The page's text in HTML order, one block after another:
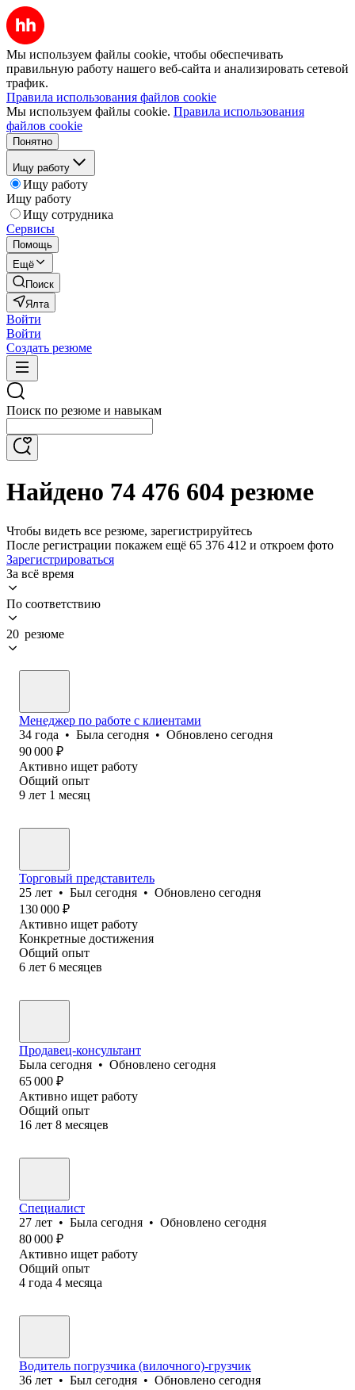
Мы используем файлы cookie, чтобы обеспечивать
правильную работу нашего веб-сайта и анализировать сетевой
трафик.
Правила использования файлов cookie
Мы используем файлы cookie. Правила использования
файлов cookie
Понятно
Ищу работу
Ищу работу
Ищу работу
Ищу сотрудника
Сервисы
Помощь
Ещё
Поиск
Ялта
Войти
Войти
Создать резюме
Поиск по резюме и навыкам
Найдено 74 476 604 резюме
Чтобы видеть все резюме, зарегистрируйтесь
После регистрации покажем ещё 65 376 412 и откроем фото
Зарегистрироваться
За всё время
По соответствию
20 резюме
Менеджер по работе с клиентами
34 года • Была сегодня • Обновлено сегодня
90 000 ₽
Активно ищет работу
Общий опыт
9 лет 1 месяц
Торговый представитель
25 лет • Был сегодня • Обновлено сегодня
130 000 ₽
Активно ищет работу
Конкретные достижения
Общий опыт
6 лет 6 месяцев
Продавец-консультант
Была сегодня • Обновлено сегодня
65 000 ₽
Активно ищет работу
Общий опыт
16 лет 8 месяцев
Специалист
27 лет • Была сегодня • Обновлено сегодня
80 000 ₽
Активно ищет работу
Общий опыт
4 года 4 месяца
Водитель погрузчика (вилочного)-грузчик
36 лет • Был сегодня • Обновлено сегодня